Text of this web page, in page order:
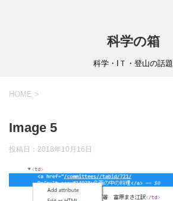
科学の箱
科学・IＴ・登山の話題
HOME >
Image 5
投稿日： 2018年10月16日